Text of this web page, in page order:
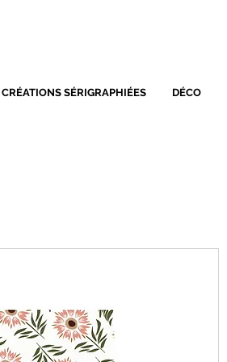
CRÉATIONS SÉRIGRAPHIÉES DÉCO